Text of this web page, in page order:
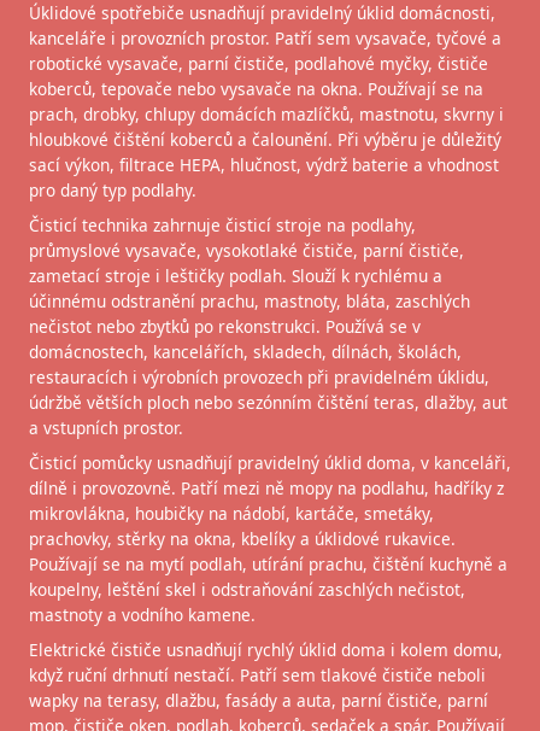
Úklidové spotřebiče usnadňují pravidelný úklid domácnosti,
kanceláře i provozních prostor. Patří sem vysavače, tyčové a
robotické vysavače, parní čističe, podlahové myčky, čističe
koberců, tepovače nebo vysavače na okna. Používají se na
prach, drobky, chlupy domácích mazlíčků, mastnotu, skvrny i
hloubkové čištění koberců a čalounění. Při výběru je důležitý
sací výkon, filtrace HEPA, hlučnost, výdrž baterie a vhodnost
pro daný typ podlahy.
Čisticí technika zahrnuje čisticí stroje na podlahy,
průmyslové vysavače, vysokotlaké čističe, parní čističe,
zametací stroje i leštičky podlah. Slouží k rychlému a
účinnému odstranění prachu, mastnoty, bláta, zaschlých
nečistot nebo zbytků po rekonstrukci. Používá se v
domácnostech, kancelářích, skladech, dílnách, školách,
restauracích i výrobních provozech při pravidelném úklidu,
údržbě větších ploch nebo sezónním čištění teras, dlažby, aut
a vstupních prostor.
Čisticí pomůcky usnadňují pravidelný úklid doma, v kanceláři,
dílně i provozovně. Patří mezi ně mopy na podlahu, hadříky z
mikrovlákna, houbičky na nádobí, kartáče, smetáky,
prachovky, stěrky na okna, kbelíky a úklidové rukavice.
Používají se na mytí podlah, utírání prachu, čištění kuchyně a
koupelny, leštění skel i odstraňování zaschlých nečistot,
mastnoty a vodního kamene.
Elektrické čističe usnadňují rychlý úklid doma i kolem domu,
když ruční drhnutí nestačí. Patří sem tlakové čističe neboli
wapky na terasy, dlažbu, fasády a auta, parní čističe, parní
mop, čističe oken, podlah, koberců, sedaček a spár. Používají